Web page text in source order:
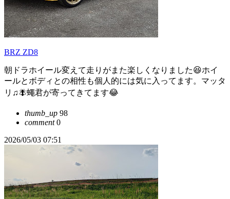
BRZ ZD8
朝ドラホイール変えて走りがまた楽しくなりました😆ホイ
ールとボディとの相性も個人的には気に入ってます。マッタ
リ♫🪰蠅君が寄ってきてます😂
thumb_up 98
comment0
2026/05/03 07:51